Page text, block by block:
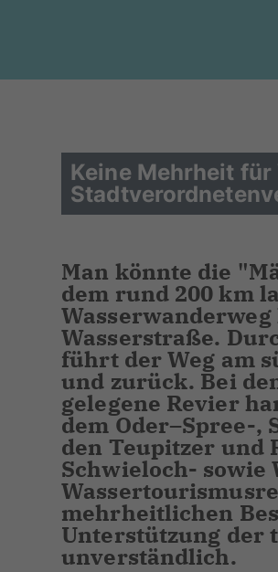
Keine Mehrheit
Man könnte die
dem rund 200 km
Wasserstraße.
führt der Weg am
und zurück. Bei
gelegene Revier
dem Oder–Spree-,
den Teupitzer und
Schwieloch- sowie
mehrheitlichen
Unterstützung der
unverständlich.